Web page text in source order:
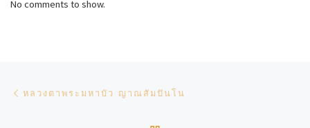
No comments to show.
Post navigation
หลวงตาพระมหาบัว ญาณสัมปันโน